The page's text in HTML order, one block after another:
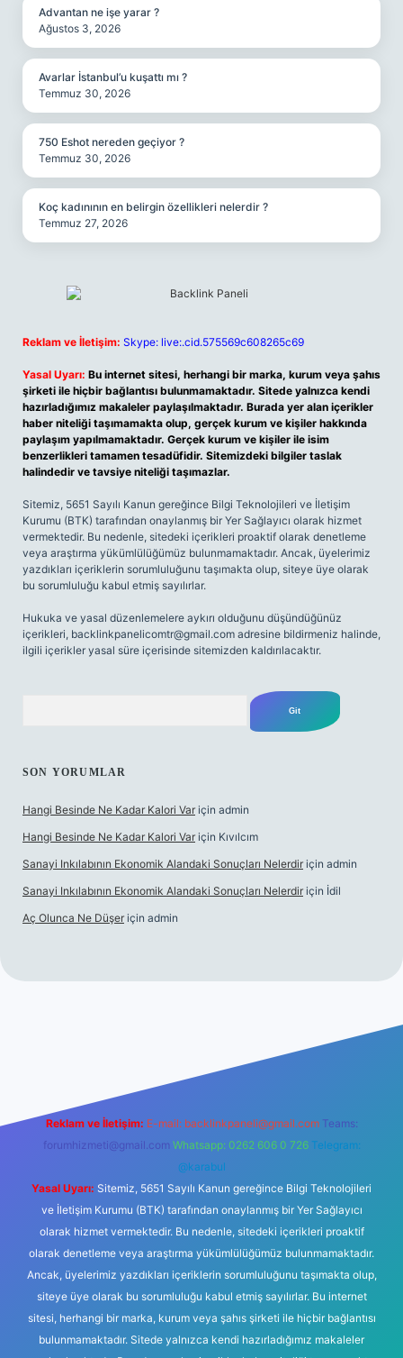
Advantan ne işe yarar ?
Ağustos 3, 2026
Avarlar İstanbul’u kuşattı mı ?
Temmuz 30, 2026
750 Eshot nereden geçiyor ?
Temmuz 30, 2026
Koç kadınının en belirgin özellikleri nelerdir ?
Temmuz 27, 2026
Reklam ve İletişim: Skype: live:.cid.575569c608265c69
Yasal Uyarı: Bu internet sitesi, herhangi bir marka, kurum veya şahıs
şirketi ile hiçbir bağlantısı bulunmamaktadır. Sitede yalnızca kendi
hazırladığımız makaleler paylaşılmaktadır. Burada yer alan içerikler
haber niteliği taşımamakta olup, gerçek kurum ve kişiler hakkında
paylaşım yapılmamaktadır. Gerçek kurum ve kişiler ile isim
benzerlikleri tamamen tesadüfidir. Sitemizdeki bilgiler taslak
halindedir ve tavsiye niteliği taşımazlar.
Sitemiz, 5651 Sayılı Kanun gereğince Bilgi Teknolojileri ve İletişim
Kurumu (BTK) tarafından onaylanmış bir Yer Sağlayıcı olarak hizmet
vermektedir. Bu nedenle, sitedeki içerikleri proaktif olarak denetleme
veya araştırma yükümlülüğümüz bulunmamaktadır. Ancak, üyelerimiz
yazdıkları içeriklerin sorumluluğunu taşımakta olup, siteye üye olarak
bu sorumluluğu kabul etmiş sayılırlar.
Hukuka ve yasal düzenlemelere aykırı olduğunu düşündüğünüz
içerikleri, backlinkpanelicomtr@gmail.com adresine bildirmeniz halinde,
ilgili içerikler yasal süre içerisinde sitemizden kaldırılacaktır.
SON YORUMLAR
Hangi Besinde Ne Kadar Kalori Var için admin
Hangi Besinde Ne Kadar Kalori Var için Kıvılcım
Sanayi Inkılabının Ekonomik Alandaki Sonuçları Nelerdir için admin
Sanayi Inkılabının Ekonomik Alandaki Sonuçları Nelerdir için İdil
Aç Olunca Ne Düşer için admin
Reklam ve İletişim: E-mail: backlinkpaneli@gmail.com Teams:
forumhizmeti@gmail.com Whatsapp: 0262 606 0 726 Telegram:
@karabul
Yasal Uyarı: Sitemiz, 5651 Sayılı Kanun gereğince Bilgi Teknolojileri
ve İletişim Kurumu (BTK) tarafından onaylanmış bir Yer Sağlayıcı
olarak hizmet vermektedir. Bu nedenle, sitedeki içerikleri proaktif
olarak denetleme veya araştırma yükümlülüğümüz bulunmamaktadır.
Ancak, üyelerimiz yazdıkları içeriklerin sorumluluğunu taşımakta olup,
siteye üye olarak bu sorumluluğu kabul etmiş sayılırlar. Bu internet
sitesi, herhangi bir marka, kurum veya şahıs şirketi ile hiçbir bağlantısı
bulunmamaktadır. Sitede yalnızca kendi hazırladığımız makaleler